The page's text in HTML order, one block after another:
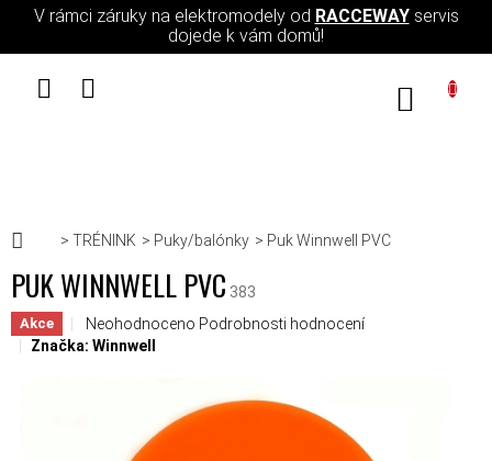
Přejít na obsah
V rámci záruky na elektromodely od RACCEWAYservis
dojede k vám domů!
Domů
TRÉNINK Puky/balónky Puk Winnwell PVC
PUK WINNWELL PVC 383
Akce Průměrné hodnocení produktu je 0,0 z 5 hvězdiček.
Neohodnoceno Podrobnosti hodnocení
Značka: Winnwell